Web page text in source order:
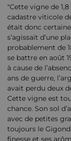
"Cette vigne de
cadastre viticole
était donc
s’agissait d’une
probablement de
se battre en août
à cause de
ans de guerre,
avait perdu deux
Cette vigne est
chance. Son sol
avec de petites
toujours le
finesse et ses